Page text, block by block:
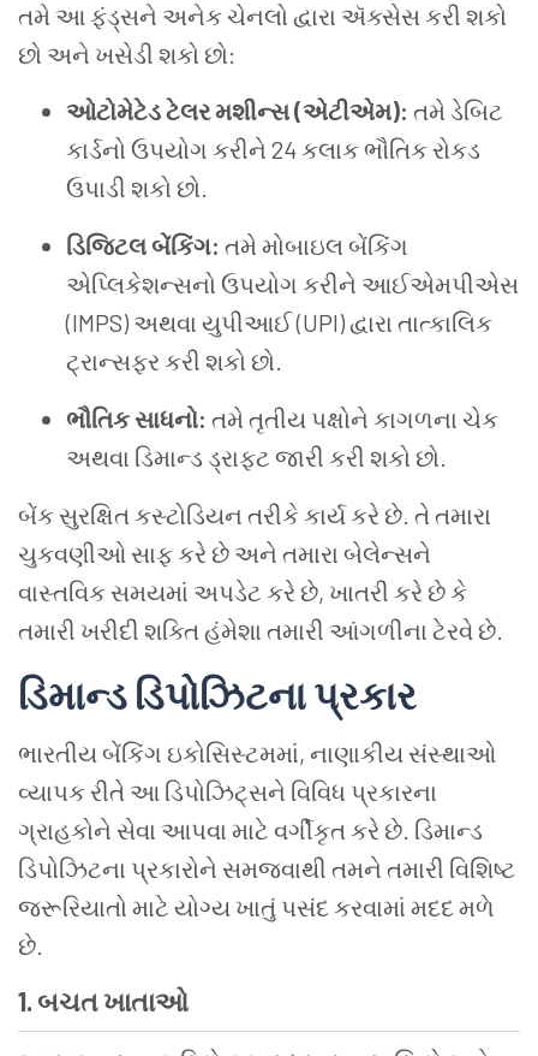
તમે આ ફંડ્સને અનેક ચેનલો દ્વારા ઍક્સેસ કરી શકો
છો અને ખસેડી શકો છો:
ઓટોમેટેડ ટેલર મશીન્સ (એટીએમ): તમે ડેબિટ
કાર્ડનો ઉપયોગ કરીને 24 કલાક ભૌતિક રોકડ
ઉપાડી શકો છો.
ડિજિટલ બેંકિંગ: તમે મોબાઇલ બેંકિંગ
એપ્લિકેશન્સનો ઉપયોગ કરીને આઈએમપીએસ
(IMPS) અથવા યુપીઆઈ (UPI) દ્વારા તાત્કાલિક
ટ્રાન્સફર કરી શકો છો.
ભૌતિક સાધનો: તમે તૃતીય પક્ષોને કાગળના ચેક
અથવા ડિમાન્ડ ડ્રાફ્ટ જારી કરી શકો છો.
બેંક સુરક્ષિત કસ્ટોડિયન તરીકે કાર્ય કરે છે. તે તમારા
ચુકવણીઓ સાફ કરે છે અને તમારા બેલેન્સને
વાસ્તવિક સમયમાં અપડેટ કરે છે, ખાતરી કરે છે કે
તમારી ખરીદી શક્તિ હંમેશા તમારી આંગળીના ટેરવે છે.
ડિમાન્ડ ડિપોઝિટના પ્રકાર
ભારતીય બેંકિંગ ઇકોસિસ્ટમમાં, નાણાકીય સંસ્થાઓ
વ્યાપક રીતે આ ડિપોઝિટ્સને વિવિધ પ્રકારના
ગ્રાહકોને સેવા આપવા માટે વર્ગીકૃત કરે છે. ડિમાન્ડ
ડિપોઝિટના પ્રકારોને સમજવાથી તમને તમારી વિશિષ્ટ
જરૂરિયાતો માટે યોગ્ય ખાતું પસંદ કરવામાં મદદ મળે
છે.
1. બચત ખાતાઓ